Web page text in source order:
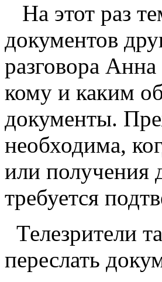
На этот раз
документов
разговора
кому и каким
документы.
необходима,
или получения
требуется
Телезрители
переслать